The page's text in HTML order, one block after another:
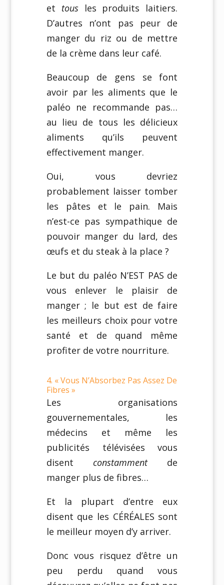
et tousles produits laitiers.
D’autres n’ont pas peur de
manger du riz ou de mettre
de la crème dans leur café.
Beaucoup de gens se font
avoir par les aliments que le
paléo ne recommande pas…
au lieu de tous les délicieux
aliments qu’ils peuvent
effectivement manger.
Oui, vous devriez
probablement laisser tomber
les pâtes et le pain. Mais
n’est-ce pas sympathique de
pouvoir manger du lard, des
œufs et du steak à la place ?
Le but du paléo N’EST PAS de
vous enlever le plaisir de
manger ; le but est de faire
les meilleurs choix pour votre
santé et de quand même
profiter de votre nourriture.
4. « Vous N’Absorbez Pas Assez De
Fibres »
Les organisations
gouvernementales, les
médecins et même les
publicités télévisées vous
disent constammentde
manger plus de fibres…
Et la plupart d’entre eux
disent que les CÉRÉALES sont
le meilleur moyen d’y arriver.
Donc vous risquez d’être un
peu perdu quand vous